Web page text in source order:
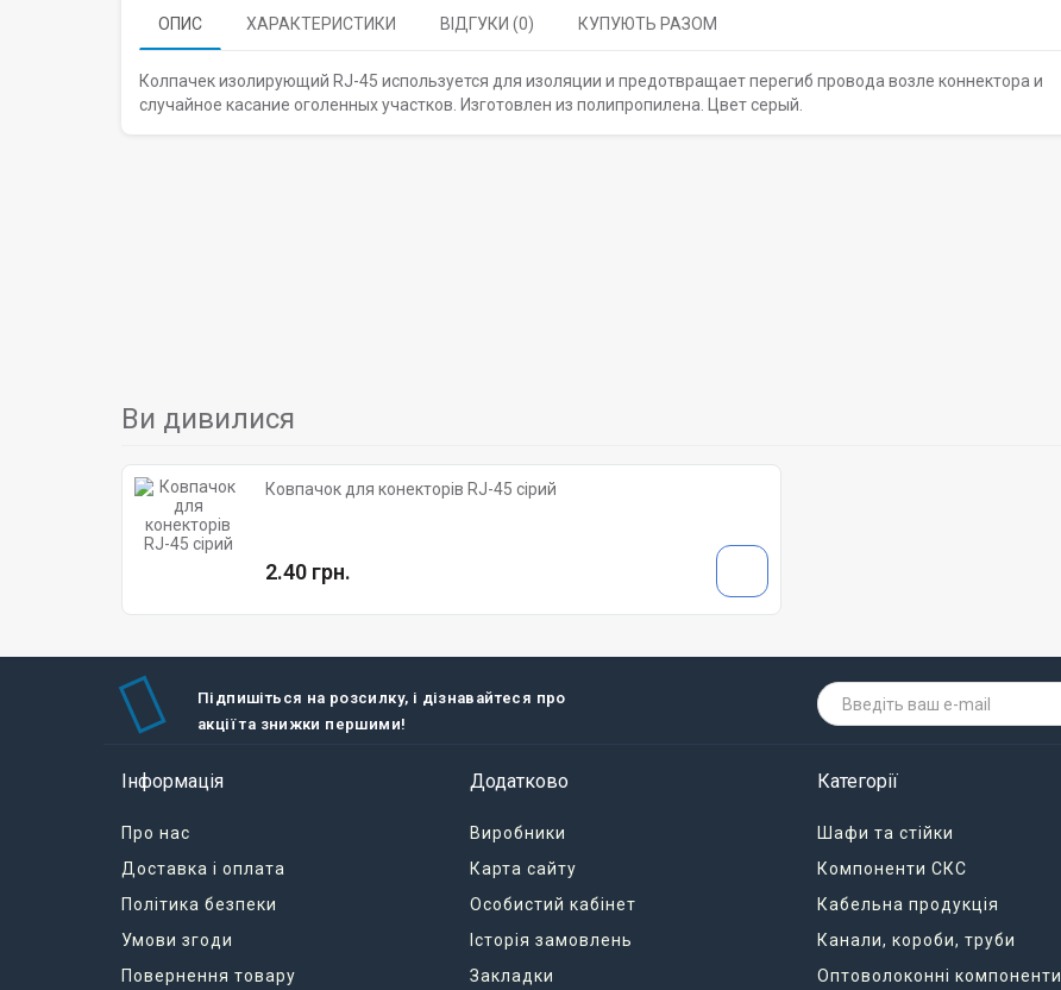
ОПИС ХАРАКТЕРИСТИКИ ВІДГУКИ (0) КУПУЮТЬ РАЗОМ
Колпачек изолирующий RJ-45 используется для изоляции и предотвращает перегиб провода возле коннектора и
случайное касание оголенных участков. Изготовлен из полипропилена. Цвет серый.
Ви дивилися
Ковпачок для конекторів RJ-45 сірий
2.40 грн.
Підпишіться на розсилку, і дізнавайтеся про
акції та знижки першими!
Інформація
Про нас
Доставка і оплата
Політика безпеки
Умови згоди
Повернення товару
Додатково
Виробники
Карта сайту
Особистий кабінет
Історія замовлень
Закладки
Категорії
Шафи та стійки
Компоненти СКС
Кабельна продукція
Канали, короби, труби
Оптоволоконні компоненти